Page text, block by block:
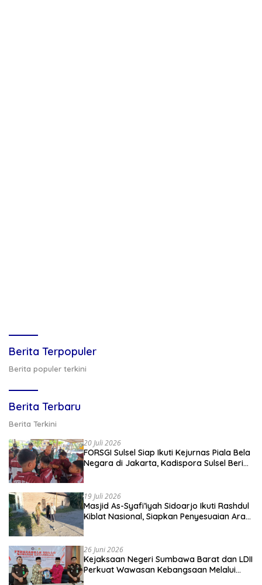
Berita Terpopuler
Berita populer terkini
Berita Terbaru
Berita Terkini
20 Juli 2026
FORSGI Sulsel Siap Ikuti Kejurnas Piala Bela
Negara di Jakarta, Kadispora Sulsel Beri
19 Juli 2026
Masjid As-Syafi’iyah Sidoarjo Ikuti Rashdul
Kiblat Nasional, Siapkan Penyesuaian Arah
26 Juni 2026
Kejaksaan Negeri Sumbawa Barat dan LDII
Perkuat Wawasan Kebangsaan Melalui